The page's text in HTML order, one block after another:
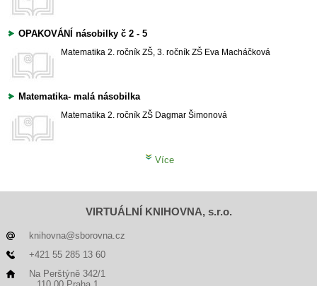
OPAKOVÁNÍ násobilky č 2 - 5
Matematika 2. ročník ZŠ, 3. ročník ZŠ Eva Macháčková
Matematika- malá násobilka
Matematika 2. ročník ZŠ Dagmar Šimonová
Více
VIRTUÁLNÍ KNIHOVNA, s.r.o.
knihovna@sborovna.cz
+421 55 285 13 60
Na Perštýně 342/1